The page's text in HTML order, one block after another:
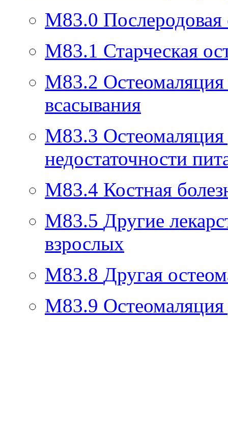
M83.0
M83.1 Старческая
M83.2
всасывания
M83.3 Остеомаляция
недостаточности
M83.4 Костная
M83.5 Другие
взрослых
M83.8 Другая
M83.9